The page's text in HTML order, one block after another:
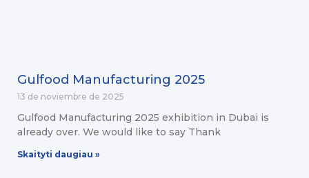
Gulfood Manufacturing 2025
13 de noviembre de 2025
Gulfood Manufacturing 2025 exhibition in Dubai is
already over. We would like to say Thank
Skaityti daugiau »